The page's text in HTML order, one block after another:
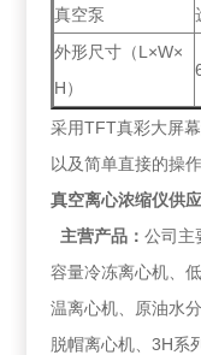
真空泵
外形尺寸（L×W×
H）
采用TFT真彩大屏
以及简单直接的操作
真空离心浓缩仪供应
主营产品：公司主
容量冷冻离心机、
温离心机、原油水
脱帽离心机、3H系